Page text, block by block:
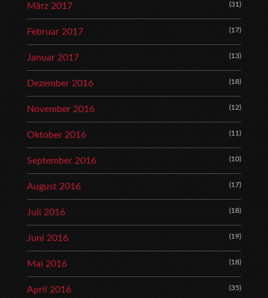
März 2017 (31)
Februar 2017 (17)
Januar 2017 (13)
Dezember 2016 (18)
November 2016 (12)
Oktober 2016 (11)
September 2016 (10)
August 2016 (17)
Juli 2016 (18)
Juni 2016 (19)
Mai 2016 (18)
April 2016 (35)